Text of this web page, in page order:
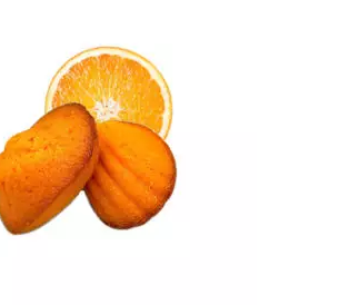
LIRE LA SUITE